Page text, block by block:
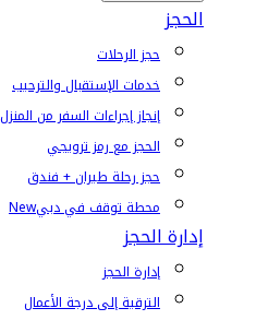
الحجز
حجز الرحلات
خدمات الإستقبال والترحيب
إنجاز إجراءات السفر من المنزل
الحجز مع رمز ترويجي
حجز رحلة طيران + فندق
محطة توقف في دبيNew
إدارة الحجز
إدارة الحجز
الترقية إلى درجة الأعمال